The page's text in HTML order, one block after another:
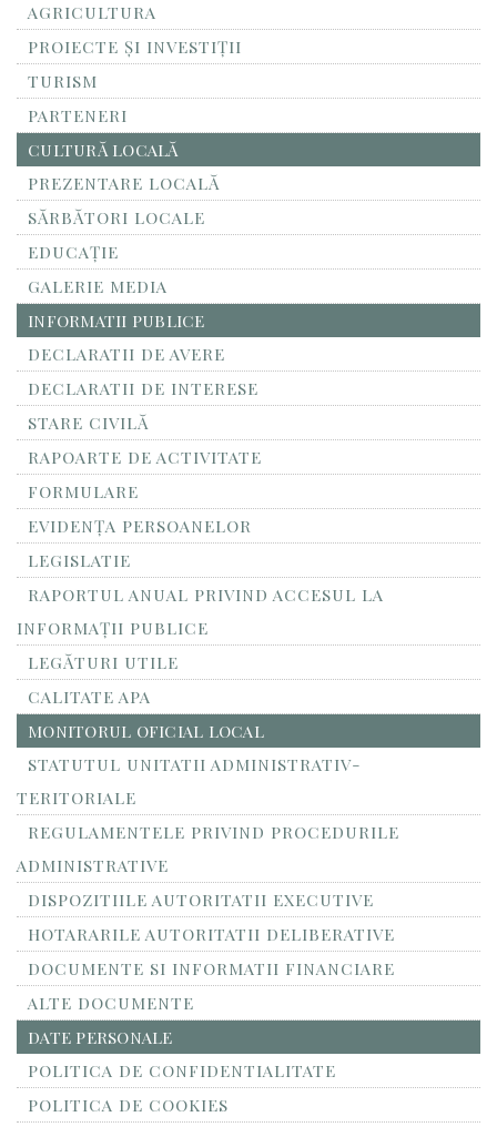
AGRICULTURA
PROIECTE ȘI INVESTIȚII
TURISM
PARTENERI
CULTURĂ LOCALĂ
PREZENTARE LOCALĂ
SĂRBĂTORI LOCALE
EDUCAȚIE
GALERIE MEDIA
INFORMATII PUBLICE
DECLARATII DE AVERE
DECLARATII DE INTERESE
STARE CIVILĂ
RAPOARTE DE ACTIVITATE
FORMULARE
EVIDENȚA PERSOANELOR
LEGISLATIE
RAPORTUL ANUAL PRIVIND ACCESUL LA
INFORMAŢII PUBLICE
LEGĂTURI UTILE
CALITATE APA
MONITORUL OFICIAL LOCAL
STATUTUL UNITATII ADMINISTRATIV-
TERITORIALE
REGULAMENTELE PRIVIND PROCEDURILE
ADMINISTRATIVE
DISPOZITIILE AUTORITATII EXECUTIVE
HOTARARILE AUTORITATII DELIBERATIVE
DOCUMENTE SI INFORMATII FINANCIARE
ALTE DOCUMENTE
DATE PERSONALE
POLITICA DE CONFIDENTIALITATE
POLITICA DE COOKIES